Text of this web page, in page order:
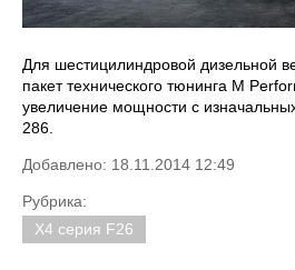
Для шестицилиндровой дизельной
пакет технического тюнинга M
увеличение мощности с
286.
Добавлено: 18.11.2014 12:49
Рубрика:
X4 серия F26